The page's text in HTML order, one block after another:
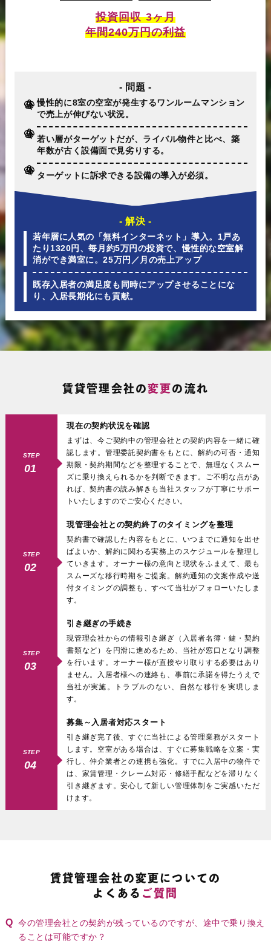
投資回収 3ヶ月
年間240万円の利益
- 問題 -
慢性的に8室の空室が発生するワンルームマンション
で売上が伸びない状況。
若い層がターゲットだが、ライバル物件と比べ、築
年数が古く設備面で見劣りする。
ターゲットに訴求できる設備の導入が必須。
- 解決 -
若年層に人気の「無料インターネット」導入。1戸あ
たり1320円、毎月約5万円の投資で、慢性的な空室解
消ができ満室に。25万円／月の売上アップ
既存入居者の満足度も同時にアップさせることにな
り、入居長期化にも貢献。
賃貸管理会社の変更の流れ
STEP
01
現在の契約状況を確認
まずは、今ご契約中の管理会社との契約内容を一緒に確
認します。管理委託契約書をもとに、解約の可否・通知
期限・契約期間などを整理することで、無理なくスムー
ズに乗り換えられるかを判断できます。ご不明な点があ
れば、契約書の読み解きも当社スタッフが丁寧にサポー
トいたしますのでご安心ください。
STEP
02
現管理会社との契約終了のタイミングを整理
契約書で確認した内容をもとに、いつまでに通知を出せ
ばよいか、解約に関わる実務上のスケジュールを整理し
ていきます。オーナー様の意向と現状をふまえて、最も
スムーズな移行時期をご提案。解約通知の文案作成や送
付タイミングの調整も、すべて当社がフォローいたしま
す。
STEP
03
引き継ぎの手続き
現管理会社からの情報引き継ぎ（入居者名簿・鍵・契約
書類など）を円滑に進めるため、当社が窓口となり調整
を行います。オーナー様が直接やり取りする必要はあり
ません。入居者様への連絡も、事前に承諾を得たうえで
当社が実施。トラブルのない、自然な移行を実現しま
す。
STEP
04
募集～入居者対応スタート
引き継ぎ完了後、すぐに当社による管理業務がスタート
します。空室がある場合は、すぐに募集戦略を立案・実
行し、仲介業者との連携も強化。すでに入居中の物件で
は、家賃管理・クレーム対応・修繕手配などを滞りなく
引き継ぎます。安心して新しい管理体制をご実感いただ
けます。
賃貸管理会社の変更についての
よくある ご質問
今の管理会社との契約が残っているのですが、途中で乗り換え
ることは可能ですか？